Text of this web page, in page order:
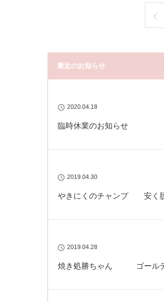
最近のお知らせ
2020.04.18
臨時休業のお知らせ
2019.04.30
やきにくのチャンプ 安く脱
2019.04.28
焼き処勝ちゃん ゴールデ